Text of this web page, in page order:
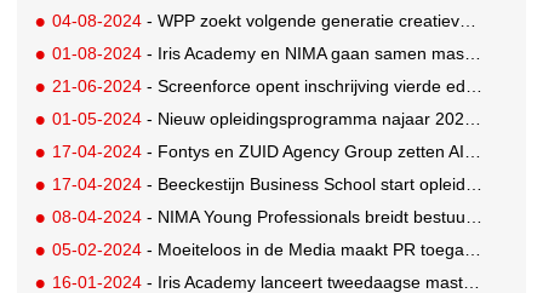
04-08-2024 - WPP zoekt volgende generatie creatieve technologen voor stageprogramma 2025
01-08-2024 - Iris Academy en NIMA gaan samen mastercourses aanbieden
21-06-2024 - Screenforce opent inschrijving vierde editie TV Masters
01-05-2024 - Nieuw opleidingsprogramma najaar 2024 van Iris Academy bekend
17-04-2024 - Fontys en ZUID Agency Group zetten AI in om campagneconcepten te ontwikkelen
17-04-2024 - Beeckestijn Business School start opleiding die opleidt tot AI Business Professional
08-04-2024 - NIMA Young Professionals breidt bestuur uit
05-02-2024 - Moeiteloos in de Media maakt PR toegankelijk voor alle ondernemers
16-01-2024 - Iris Academy lanceert tweedaagse masterclasses